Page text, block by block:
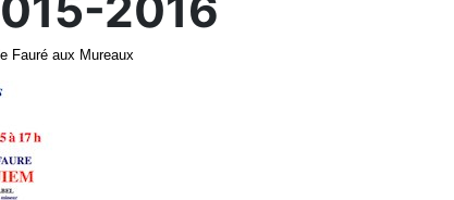
Fauré aux Mureaux